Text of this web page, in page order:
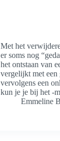
Met het
er soms nog
het ontstaan van
vergelijkt met een
vervolgens een
kun je je bij het -
Emmeline